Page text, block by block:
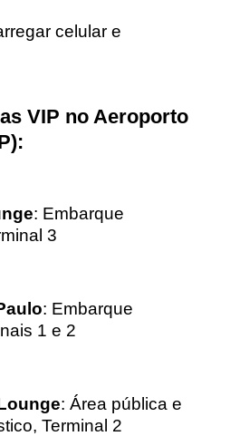
celular e
VIP no Aeroporto
: Embarque
3
: Embarque
1 e 2
: Área pública e
Terminal 2